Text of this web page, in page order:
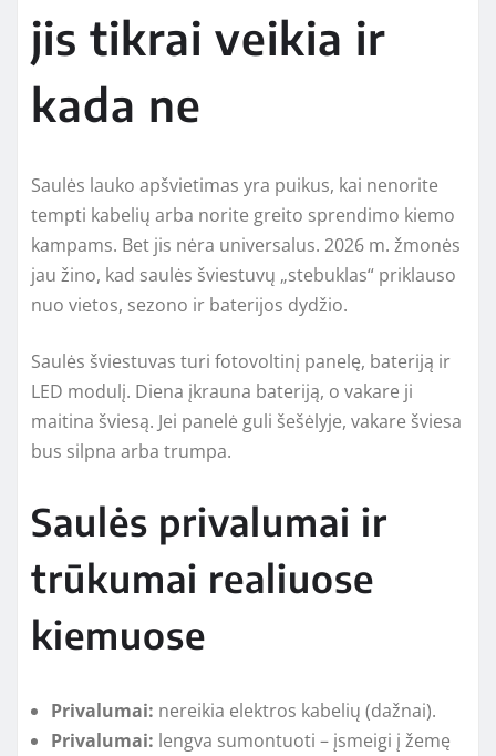
jis tikrai veikia ir
kada ne
Saulės lauko apšvietimas yra puikus, kai nenorite
tempti kabelių arba norite greito sprendimo kiemo
kampams. Bet jis nėra universalus. 2026 m. žmonės
jau žino, kad saulės šviestuvų „stebuklas“ priklauso
nuo vietos, sezono ir baterijos dydžio.
Saulės šviestuvas turi fotovoltinį panelę, bateriją ir
LED modulį. Diena įkrauna bateriją, o vakare ji
maitina šviesą. Jei panelė guli šešėlyje, vakare šviesa
bus silpna arba trumpa.
Saulės privalumai ir
trūkumai realiuose
kiemuose
Privalumai: nereikia elektros kabelių (dažnai).
Privalumai: lengva sumontuoti – įsmeigi į žemę